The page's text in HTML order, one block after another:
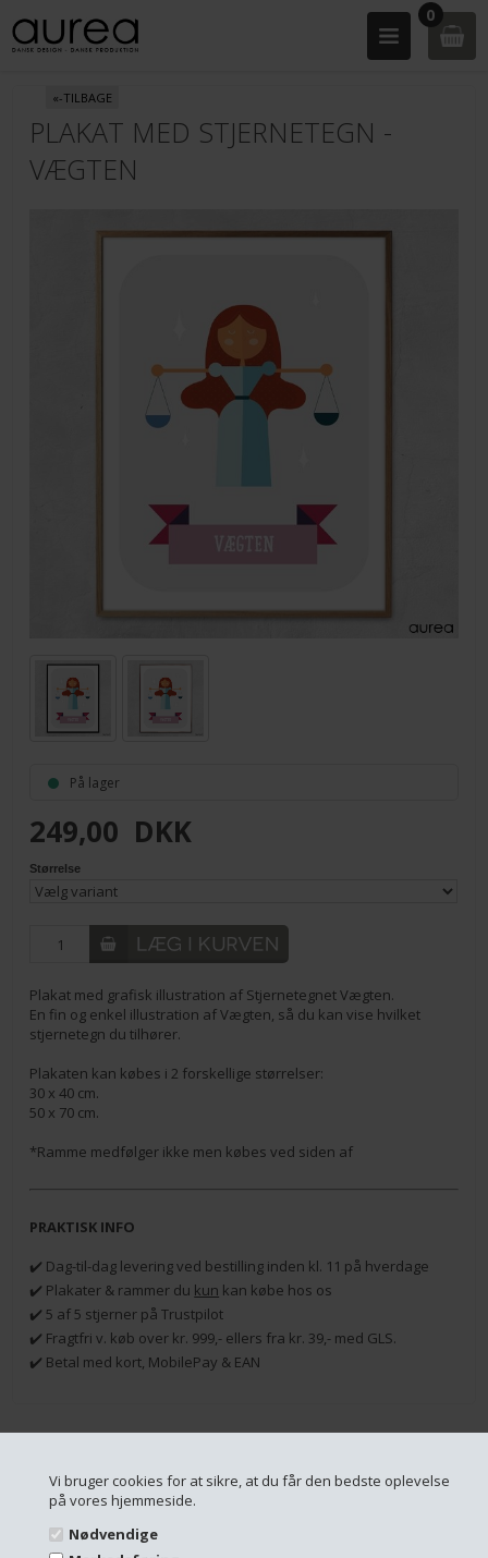
Vi bruger cookies for at sikre, at du får den bedste oplevelse
på vores hjemmeside.
Nødvendige
0
«-TILBAGE
PLAKAT MED STJERNETEGN -
VÆGTEN
På lager
249,00 DKK
Størrelse
Plakat med grafisk illustration af Stjernetegnet Vægten.
En fin og enkel illustration af Vægten, så du kan vise hvilket
stjernetegn du tilhører.
Plakaten kan købes i 2 forskellige størrelser:
30 x 40 cm.
50 x 70 cm.
*Ramme medfølger ikke men købes ved siden af
PRAKTISK INFO
✔️ Dag-til-dag levering ved bestilling inden kl. 11 på hverdage
✔️ Plakater & rammer du kun kan købe hos os
✔️ 5 af 5 stjerner på Trustpilot
✔️ Fragtfri v. køb over kr. 999,- ellers fra kr. 39,- med GLS.
✔️ Betal med kort, MobilePay & EAN